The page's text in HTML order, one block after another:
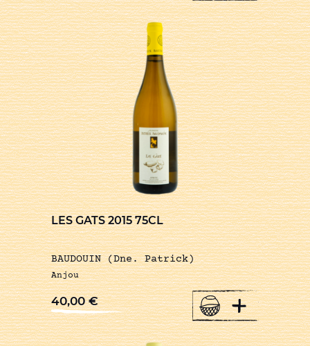
LES GATS 2015 75CL
BAUDOUIN (Dne. Patrick)
Anjou
40,00€ +